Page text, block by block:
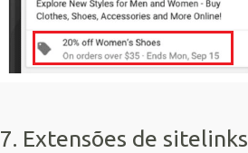
7. Extensões de sitelinks